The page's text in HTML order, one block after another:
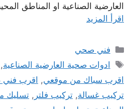
العارضية الصناعية او المناطق
اقرأ المزيد
التصنيفات
فني صحي
الوسوم
ادوات صحية العارضية الصناعية,
اقرب سباك من موقعي, اقرب
تركيب غسالة, تركيب فلتر , تسليك